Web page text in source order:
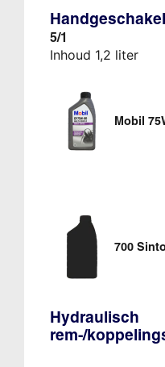
5/1
Inhoud 1,2 liter
Mobil
700
Hydraulisch
rem-/